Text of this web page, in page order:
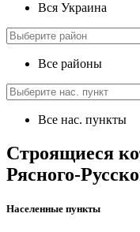
Вся Украина
Все районы
Все нас. пункты
Строящиеся
Рясного-
Населенные пункты